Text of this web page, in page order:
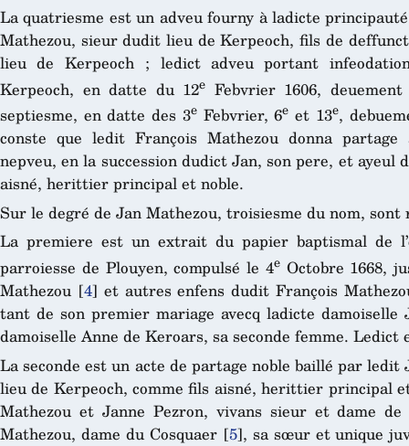
La quatriesme est un adveu fourny à ladicte
Mathezou, sieur dudit lieu de Kerpeoch, fils de
lieu de Kerpeoch ; ledict adveu portant
Kerpeoch, en datte du 12e Febvrier 1606,
septiesme, en datte des 3eFebvrier, 6e et 13e,
conste que ledit François Mathezou donna
nepveu, en la succession dudict Jan, son pere, et
aisné, herittier principal et noble.
Sur le degré de Jan Mathezou, troisiesme du nom,
La premiere est un extrait du papier baptismal de
parroiesse de Plouyen, compulsé le 4eOctobre 1668,
Mathezou [4] et autres enfens dudit François
tant de son premier mariage avecq ladicte damoiselle
damoiselle Anne de Keroars, sa seconde femme.
La seconde est un acte de partage noble baillé par
lieu de Kerpeoch, comme fils aisné, herittier principal
Mathezou et Janne Pezron, vivans sieur et dame
Mathezou, dame du Cosquaer[5], sa sœur et unique